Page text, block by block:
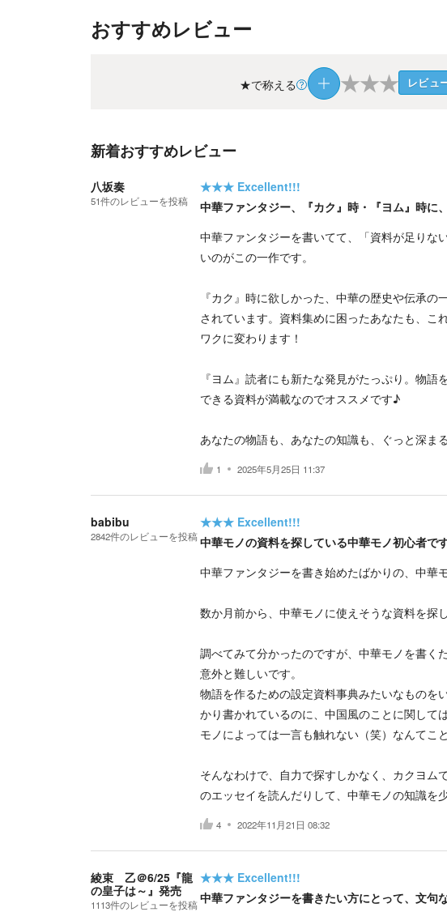
おすすめレビュー
★で称える ★★★ レビュ
新着おすすめレビュー
八坂奏
51件のレビューを投稿
★★★ Excellent!!!
中華ファンタジー、『カク』時・『ヨム』時に
中華ファンタジーを書いてて、「資料が足り
いのがこの一作です。
『カク』時に欲しかった、中華の歴史や伝承
されています。資料集めに困ったあなたも、こ
ワクに変わります！
『ヨム』読者にも新たな発見がたっぷり。物
できる資料が満載なのでオススメです♪
あなたの物語も、あなたの知識も、ぐっと深ま
1 2025年5月25日 11:37
babibu
2842件のレビューを投稿
★★★ Excellent!!!
中華モノの資料を探している中華モノ初心者で
中華ファンタジーを書き始めたばかりの、中華
数か月前から、中華モノに使えそうな資料を探
調べてみて分かったのですが、中華モノを書く
意外と難しいです。
物語を作るための設定資料事典みたいなものを
かり書かれているのに、中国風のことに関して
モノによっては一言も触れない（笑）なんてこ
そんなわけで、自力で探すしかなく、カクヨム
のエッセイを読んだりして、中華モノの知識を
4 2022年11月21日 08:32
綾束 乙＠6/25『龍
の皇子は～』発売
1113件のレビューを投稿
★★★ Excellent!!!
中華ファンタジーを書きたい方にとって、文句